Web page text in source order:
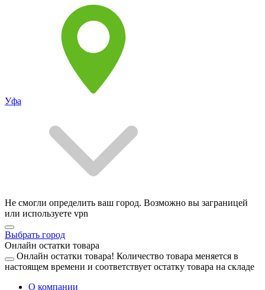
Уфа
Не смогли определить ваш город. Возможно вы заграницей
или используете vpn
Выбрать город
Онлайн остатки товара
Онлайн остатки товара! Количество товара меняется в
настоящем времени и соответствует остатку товара на складе
О компании